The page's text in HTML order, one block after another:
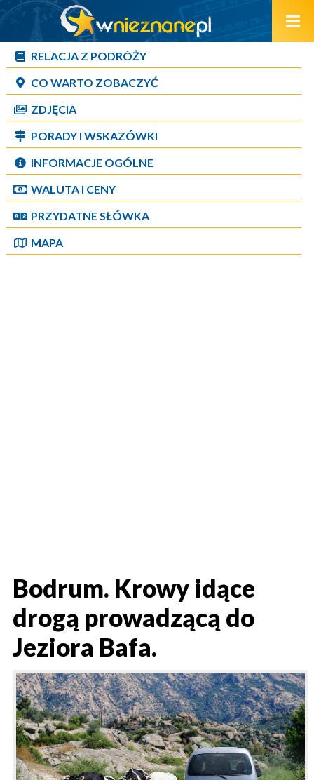
RELACJA Z PODRÓŻY
CO WARTO ZOBACZYĆ
ZDJĘCIA
PORADY I WSKAZÓWKI
INFORMACJE OGÓLNE
WALUTA I CENY
PRZYDATNE SŁÓWKA
MAPA
Bodrum. Krowy idące
drogą prowadzącą do
Jeziora Bafa.